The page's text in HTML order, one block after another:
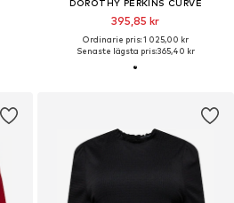
DOROTHY PERKINS CURVE
395,85 kr
Ordinarie pris: 1 025,00 kr
Senaste lägsta pris:365,40 kr